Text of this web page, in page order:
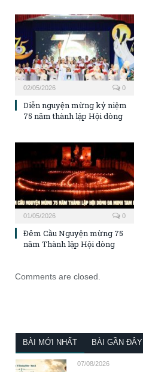
02/05/2026 0
Diễn nguyện mừng kỷ niệm
75 năm thành lập Hội dòng
01/05/2026 0
Đêm Cầu Nguyện mừng 75
năm Thành lập Hội dòng
Comments are closed.
BÀI MỚI NHẤT BÀI GẦN ĐÂY
07/08/2026